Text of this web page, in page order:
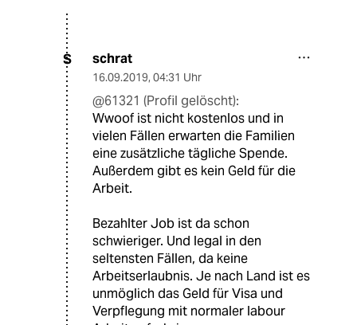
S schrat
16.09.2019, 04:31 Uhr
@61321 (Profil gelöscht):
Wwoof ist nicht kostenlos und in
vielen Fällen erwarten die Familien
eine zusätzliche tägliche Spende.
Außerdem gibt es kein Geld für die
Arbeit.
Bezahlter Job ist da schon
schwieriger. Und legal in den
seltensten Fällen, da keine
Arbeitserlaubnis. Je nach Land ist es
unmöglich das Geld für Visa und
Verpflegung mit normaler labour